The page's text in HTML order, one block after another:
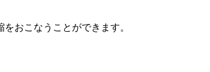
おこなうことができます。